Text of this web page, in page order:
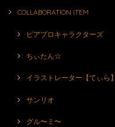
COLLABORATION ITEM
ピアプロキャラクターズ
ちぃたん☆
イラストレーター【てぃら】
サンリオ
グル〜ミ〜